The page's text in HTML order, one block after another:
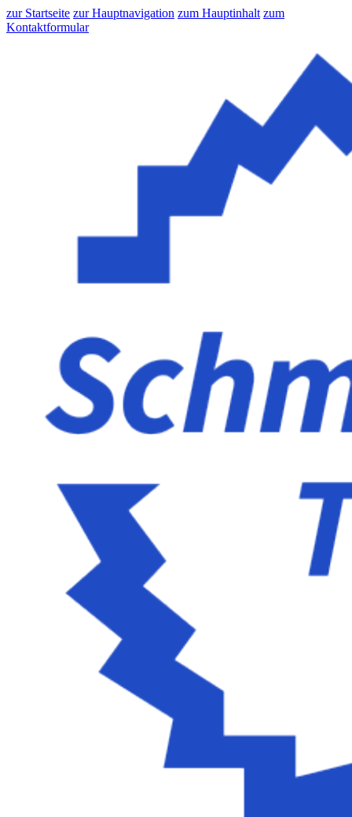
zur Startseite zur Hauptnavigation zum Hauptinhalt zum
Kontaktformular